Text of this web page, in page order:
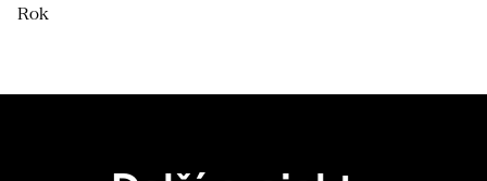
Rok